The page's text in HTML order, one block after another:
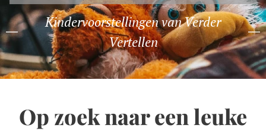
Kindervoorstellingen van Verder
Vertellen
Op zoek naar een leuke